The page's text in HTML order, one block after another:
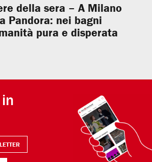
della sera – A Milano
Pandora: nei bagni
pura e disperata